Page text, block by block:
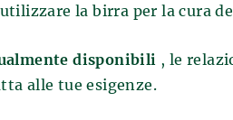
la birra per la cura
disponibili , le
alle tue esigenze.